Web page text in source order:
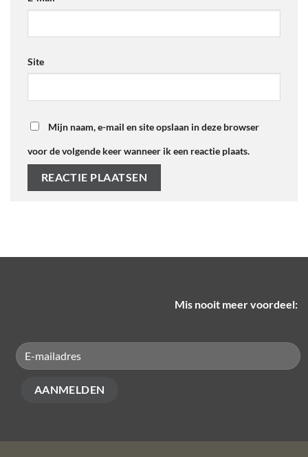
Site
Mijn naam, e-mail en site opslaan in deze browser
voor de volgende keer wanneer ik een reactie plaats.
Mis nooit meer voordeel: